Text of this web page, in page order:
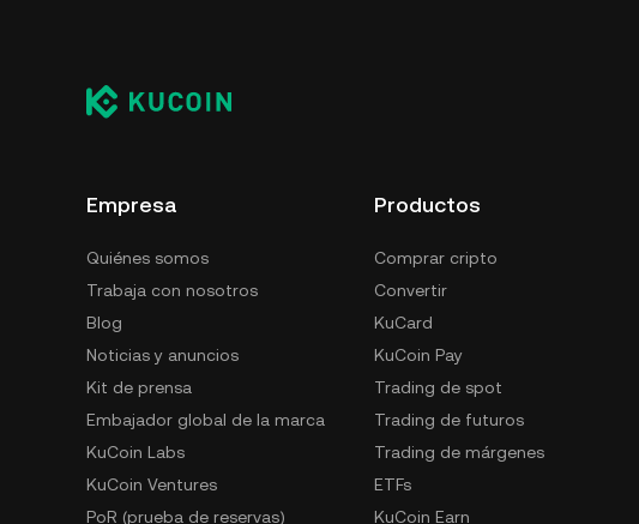
Empresa
Quiénes somos
Trabaja con nosotros
Blog
Noticias y anuncios
Kit de prensa
Embajador global de la marca
KuCoin Labs
KuCoin Ventures
PoR (prueba de reservas)
Productos
Comprar cripto
Convertir
KuCard
KuCoin Pay
Trading de spot
Trading de futuros
Trading de márgenes
ETFs
KuCoin Earn